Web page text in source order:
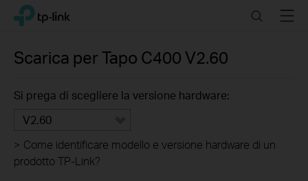
Click
navigation
TP-Link, Reliably Smart SearchMenu
Scarica perTapo C400 V2.60
Si prega di scegliere la versione hardware:
V2.60
> Come identificare modello e versione hardware di un
prodotto TP-Link?